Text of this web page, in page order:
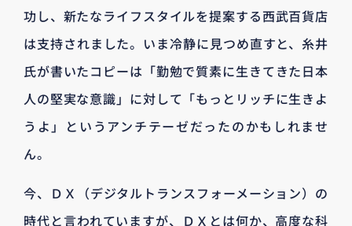
功し、新たなライフスタイルを提案する西武百貨店
は支持されました。いま冷静に見つめ直すと、糸井
氏が書いたコピーは「勤勉で質素に生きてきた日本
人の堅実な意識」に対して「もっとリッチに生きよ
うよ」というアンチテーゼだったのかもしれませ
ん。
今、ＤＸ（デジタルトランスフォーメーション）の
時代と言われていますが、ＤＸとは何か、高度な科